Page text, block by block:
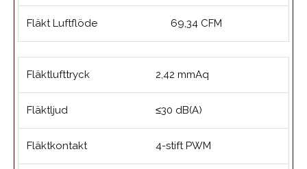
Fläkt Luftflöde 69,34 CFM
Fläktlufttryck 2,42 mmAq
Fläktljud ≤30 dB(A)
Fläktkontakt 4-stift PWM